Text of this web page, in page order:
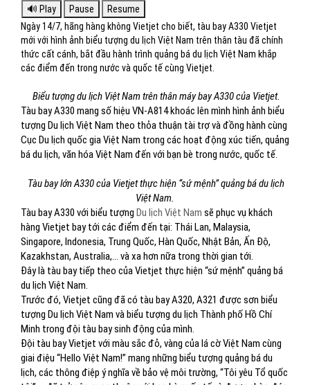
Ngày 14/7, hãng hàng không Vietjet cho biết, tàu bay A330 Vietjet
mới với hình ảnh biểu tượng du lịch Việt Nam trên thân tàu đã chính
thức cất cánh, bắt đầu hành trình quảng bá du lịch Việt Nam khắp
các điểm đến trong nước và quốc tế cùng Vietjet.
Biểu tượng du lịch Việt Nam trên thân máy bay A330 của Vietjet.
Tàu bay A330 mang số hiệu VN-A814 khoác lên mình hình ảnh biểu
tượng Du lịch Việt Nam theo thỏa thuận tài trợ và đồng hành cùng
Cục Du lịch quốc gia Việt Nam trong các hoạt động xúc tiến, quảng
bá du lịch, văn hóa Việt Nam đến với bạn bè trong nước, quốc tế.
Tàu bay lớn A330 của Vietjet thực hiện “sứ mệnh” quảng bá du lịch
Việt Nam.
Tàu bay A330 với biểu tượng Du lịch Việt Nam sẽ phục vụ khách
hàng Vietjet bay tới các điểm đến tại: Thái Lan, Malaysia,
Singapore, Indonesia, Trung Quốc, Hàn Quốc, Nhật Bản, Ấn Độ,
Kazakhstan, Australia,… và xa hơn nữa trong thời gian tới.
Đây là tàu bay tiếp theo của Vietjet thực hiện “sứ mệnh” quảng bá
du lịch Việt Nam.
Trước đó, Vietjet cũng đã có tàu bay A320, A321 được sơn biểu
tượng Du lịch Việt Nam và biểu tượng du lịch Thành phố Hồ Chí
Minh trong đội tàu bay sinh động của mình.
Đội tàu bay Vietjet với màu sắc đỏ, vàng của lá cờ Việt Nam cùng
giai điệu “Hello Việt Nam!” mang những biểu tượng quảng bá du
lịch, các thông điệp ý nghĩa về bảo vệ môi trường, “Tôi yêu Tổ quốc